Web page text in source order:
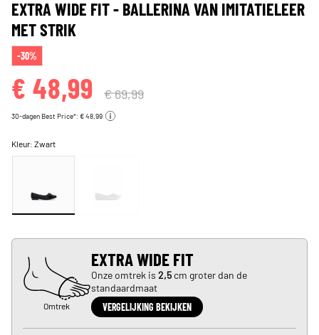
EXTRA WIDE FIT - BALLERINA VAN IMITATIELEER
MET STRIK
-30%
€ 48,99 € 69,99
30-dagen Best Price*: € 48,99
Kleur:Zwart
Omtrek
EXTRA WIDE FIT
Onze omtrek is 2,5cm groter dan de
standaardmaat
VERGELIJKING BEKIJKEN